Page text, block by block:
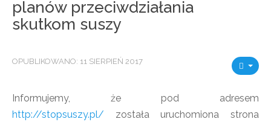
planów przeciwdziałania
skutkom suszy
OPUBLIKOWANO: 11 SIERPIEŃ 2017
Informujemy, że pod adresem
http://stopsuszy.pl/ została uruchomiona strona